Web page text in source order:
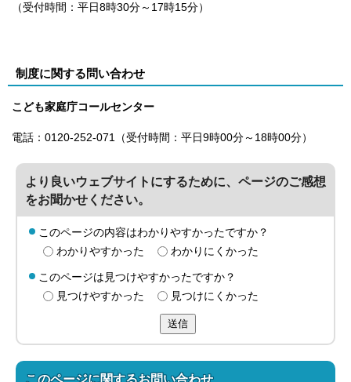
（受付時間：平日8時30分～17時15分）
制度に関する問い合わせ
こども家庭庁コールセンター
電話：0120-252-071（受付時間：平日9時00分～18時00分）
より良いウェブサイトにするために、ページのご感想
をお聞かせください。
このページの内容はわかりやすかったですか？
わかりやすかった
わかりにくかった
このページは見つけやすかったですか？
見つけやすかった
見つけにくかった
送信
このページに関するお問い合わせ